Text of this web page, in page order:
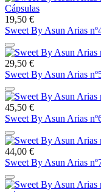
19,50 €
Sweet By Asun Arias
29,50 €
Sweet By Asun Arias
45,50 €
Sweet By Asun Arias
44,00 €
Sweet By Asun Arias